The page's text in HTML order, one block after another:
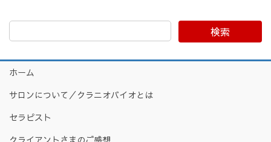
検索
ホーム
サロンについて／クラニオバイオとは
セラピスト